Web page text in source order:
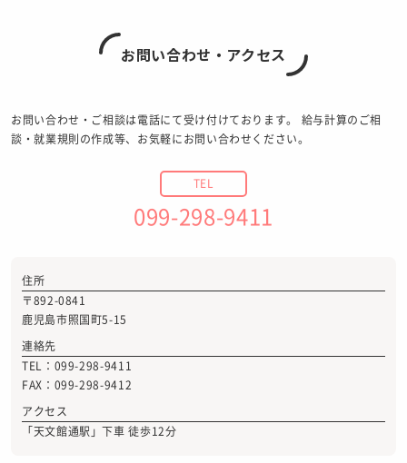
お問い合わせ・アクセス
お問い合わせ・ご相談は電話にて受け付けております。 給与計算のご相
談・就業規則の作成等、お気軽にお問い合わせください。
TEL
099-298-9411
住所
〒892-0841
鹿児島市照国町5-15
連絡先
TEL：099-298-9411
FAX：099-298-9412
アクセス
「天文館通駅」下車 徒歩12分